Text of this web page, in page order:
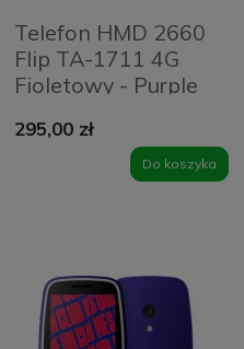
Telefon HMD 2660
Flip TA-1711 4G
Fioletowy - Purple
295,00 zł
Do koszyka